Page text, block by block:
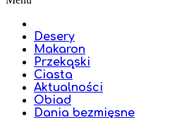
Desery
Makaron
Przekąski
Ciasta
Aktualności
Obiad
Dania bezmięsne